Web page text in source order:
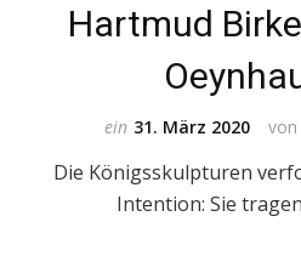
Hartmud
von
ein 31. März 2020
Die Königsskulpturen
Intention: Sie